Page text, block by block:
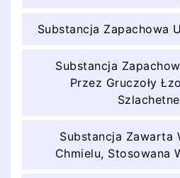
Substancja Zapachowa
Substancja
Przez Gruczoły
Substancja Zawarta
Chmielu, Stosowana